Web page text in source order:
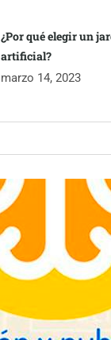
¿Por qué elegir un
artificial?
marzo 14, 2023